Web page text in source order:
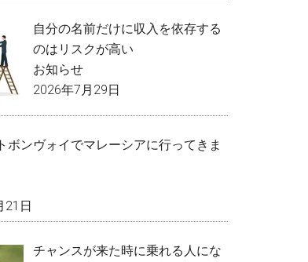
自分の名前だけに収入を依存する
のはリスクが高い
お知らせ
2026年7月29日
ボンヴォイでマレーシアに行ってきま
21日
チャンスが来た時に乗れる人にな